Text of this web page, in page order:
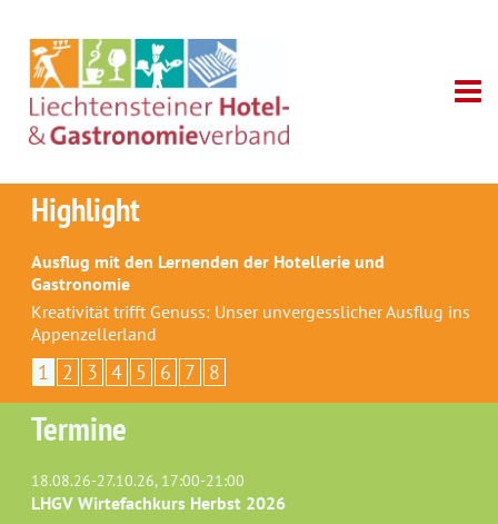
Highlight
Ausflug mit den Lernenden der Hotellerie und
Gastronomie
Kreativität trifft Genuss: Unser unvergesslicher Ausflug ins
Appenzellerland
1 2 3 4 5 6 7 8
Termine
18.08.26-27.10.26, 17:00-21:00
LHGV Wirtefachkurs Herbst 2026